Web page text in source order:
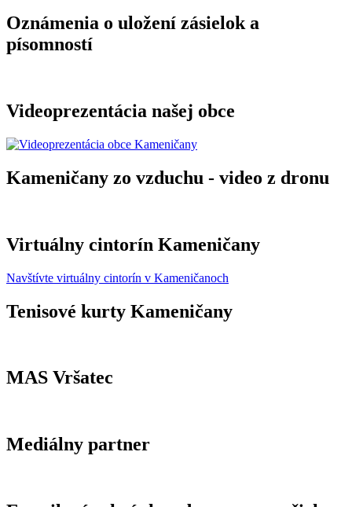
Oznámenia o uložení zásielok a
písomností
Videoprezentácia našej obce
Kameničany zo vzduchu - video z dronu
Virtuálny cintorín Kameničany
Navštívte virtuálny cintorín v Kameničanoch
Tenisové kurty Kameničany
MAS Vršatec
Mediálny partner